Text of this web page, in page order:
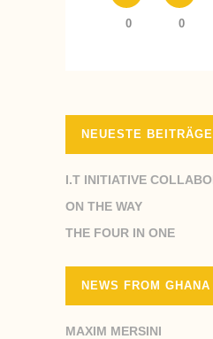
0 0
NEUESTE BEITRÄGE
I.T INITIATIVE
ON THE WAY
THE FOUR IN ONE
NEWS FROM GHANA
MAXIM MERSINI